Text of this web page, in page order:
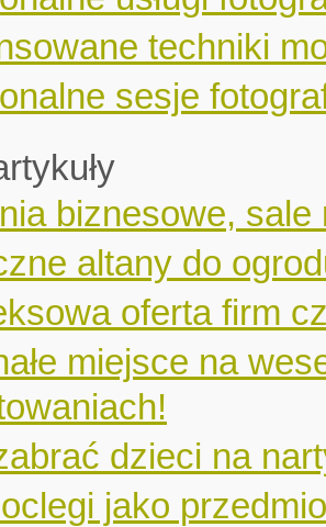
techniki
sesje
biznesowe,
altany do
oferta firm
miejsce na
dzieci na
jako